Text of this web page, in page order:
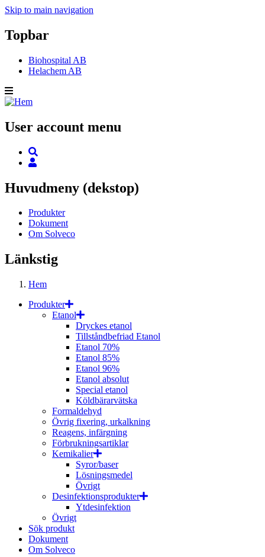
Skip to main navigation
Topbar
Biohospital AB
Helachem AB
User account menu
Huvudmeny (dekstop)
Produkter
Dokument
Om Solveco
Länkstig
Hem
Produkter
Etanol
Dryckes etanol
Tillståndbefriad Etanol
Etanol 70%
Etanol 85%
Etanol 96%
Etanol absolut
Special etanol
Köldbärarvätska
Formaldehyd
Övrig fixering, urkalkning
Reagens, infärgning
Förbrukningsartiklar
Kemikalier
Syror/baser
Lösningsmedel
Övrigt
Desinfektionsprodukter
Ytdesinfektion
Övrigt
Sök produkt
Dokument
Om Solveco